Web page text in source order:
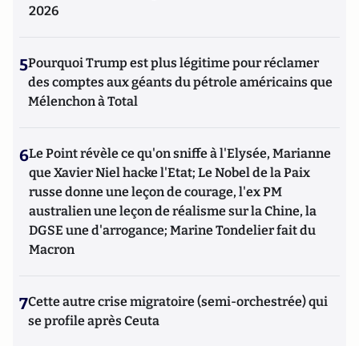
2026
5Pourquoi Trump est plus légitime pour réclamer
des comptes aux géants du pétrole américains que
Mélenchon à Total
6Le Point révèle ce qu'on sniffe à l'Elysée, Marianne
que Xavier Niel hacke l'Etat; Le Nobel de la Paix
russe donne une leçon de courage, l'ex PM
australien une leçon de réalisme sur la Chine, la
DGSE une d'arrogance; Marine Tondelier fait du
Macron
7Cette autre crise migratoire (semi-orchestrée) qui
se profile après Ceuta